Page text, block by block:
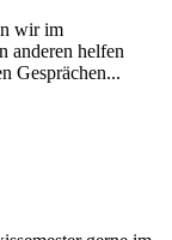
wir im
anderen helfen
Gesprächen...